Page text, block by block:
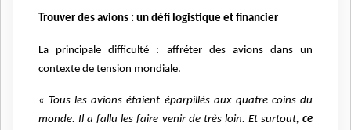
Trouver des avions : un défi logistique et financier
La principale difficulté : affréter des avions dans un
contexte de tension mondiale.
« Tous les avions étaient éparpillés aux quatre coins du
monde. Il a fallu les faire venir de très loin. Et surtout, ce